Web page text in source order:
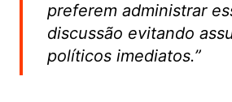
preferem administrar
discussão evitando
políticos imediatos.”